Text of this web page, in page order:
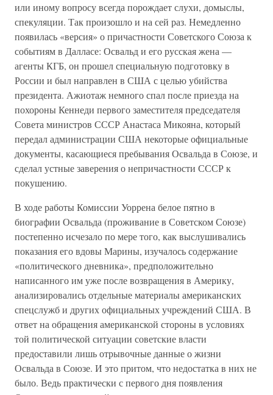
или иному вопросу всегда порождает слухи, домыслы,
спекуляции. Так произошло и на сей раз. Немедленно
появилась «версия» о причастности Советского Союза к
событиям в Далласе: Освальд и его русская жена —
агенты КГБ, он прошел специальную подготовку в
России и был направлен в США с целью убийства
президента. Ажиотаж немного спал после приезда на
похороны Кеннеди первого заместителя председателя
Совета министров СССР Анастаса Микояна, который
передал администрации США некоторые официальные
документы, касающиеся пребывания Освальда в Союзе, и
сделал устные заверения о непричастности СССР к
покушению.
В ходе работы Комиссии Уоррена белое пятно в
биографии Освальда (проживание в Советском Союзе)
постепенно исчезало по мере того, как выслушивались
показания его вдовы Марины, изучалось содержание
«политического дневника», предположительно
написанного им уже после возвращения в Америку,
анализировались отдельные материалы американских
спецслужб и других официальных учреждений США. В
ответ на обращения американской стороны в условиях
той политической ситуации советские власти
предоставили лишь отрывочные данные о жизни
Освальда в Союзе. И это притом, что недостатка в них не
было. Ведь практически с первого дня появления